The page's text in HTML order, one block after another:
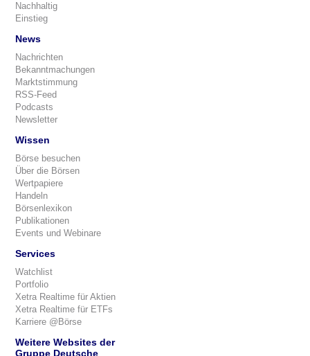
Nachhaltig
Einstieg
News
Nachrichten
Bekanntmachungen
Marktstimmung
RSS-Feed
Podcasts
Newsletter
Wissen
Börse besuchen
Über die Börsen
Wertpapiere
Handeln
Börsenlexikon
Publikationen
Events und Webinare
Services
Watchlist
Portfolio
Xetra Realtime für Aktien
Xetra Realtime für ETFs
Karriere @Börse
Weitere Websites der
Gruppe Deutsche